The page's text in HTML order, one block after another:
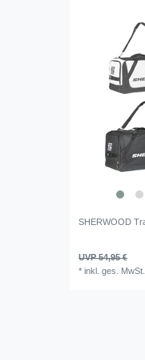
SHERWOOD
UVP 54,95 €
*inkl. ges. MwSt.